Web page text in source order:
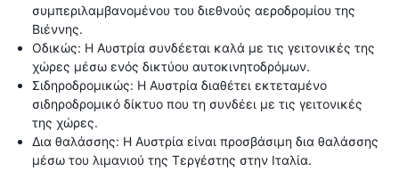
συμπεριλαμβανομένου του διεθνούς αεροδρομίου της
Βιέννης.
Οδικώς: Η Αυστρία συνδέεται καλά με τις γειτονικές της
χώρες μέσω ενός δικτύου αυτοκινητοδρόμων.
Σιδηροδρομικώς: Η Αυστρία διαθέτει εκτεταμένο
σιδηροδρομικό δίκτυο που τη συνδέει με τις γειτονικές
της χώρες.
Δια θαλάσσης: Η Αυστρία είναι προσβάσιμη δια θαλάσσης
μέσω του λιμανιού της Τεργέστης στην Ιταλία.